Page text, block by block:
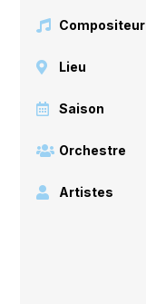
Compositeur
Lieu
Saison
Orchestre
Artistes